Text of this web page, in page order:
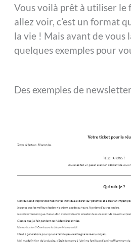
Vous voilà prêt à utiliser
allez voir, c’est un format
la vie ! Mais avant de vous
quelques exemples pour
Des exemples de